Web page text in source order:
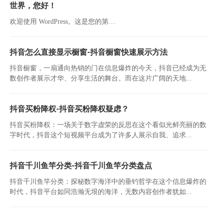
世界，您好！
欢迎使用 WordPress。这是您的第…
抖音怎么直接显示橱窗-抖音橱窗快速展示方法
抖音橱窗，一扇通向热销的门在信息爆炸的今天，抖音已经成为无
数创作者展示才华、分享生活的舞台。而在这片广阔的天地...
抖音买粉降权-抖音买粉降权疑虑？
抖音买粉降权：一场关于数字虚荣的反思在这个看似光鲜亮丽的数
字时代，抖音这个短视频平台成为了许多人展示自我、追求...
抖音千川鱼竿分类-抖音千川鱼竿分类盘点
抖音千川鱼竿分类：探秘数字海洋中的垂钓哲学在这个信息爆炸的
时代，抖音平台如同浩瀚无垠的海洋，无数内容创作者犹如...